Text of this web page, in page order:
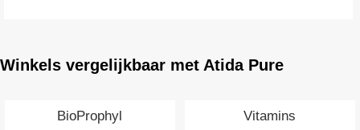
Winkels vergelijkbaar met Atida Pure
BioProphyl Vitamins